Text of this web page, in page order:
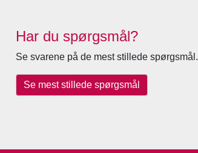
Har du spørgsmål?
Se svarene på de mest stillede spørgsmål.
Se mest stillede spørgsmål